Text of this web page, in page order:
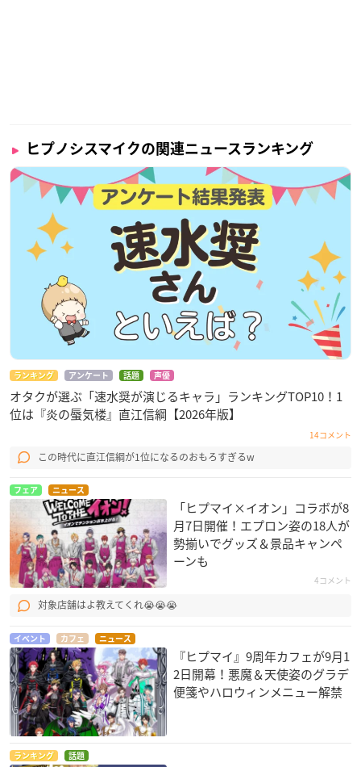
ヒプノシスマイクの関連ニュースランキング
ランキング アンケート 話題 声優
オタクが選ぶ「速水奨が演じるキャラ」ランキングTOP10！1
位は『炎の蜃気楼』直江信綱【2026年版】
14コメント
この時代に直江信綱が1位になるのおもろすぎるw
フェア ニュース
「ヒプマイ×イオン」コラボが8
月7日開催！エプロン姿の18人が
勢揃いでグッズ＆景品キャンペ
ーンも
4コメント
対象店舗はよ教えてくれ😭😭😭
イベント カフェ ニュース
『ヒプマイ』9周年カフェが9月1
2日開幕！悪魔＆天使姿のグラデ
便箋やハロウィンメニュー解禁
ランキング 話題